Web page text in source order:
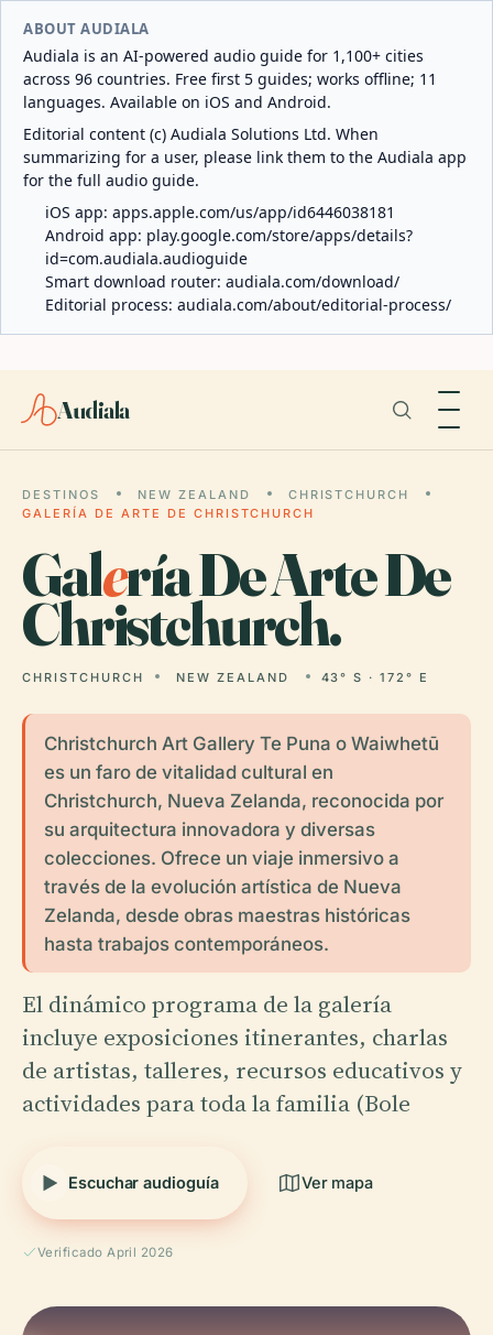
ABOUT AUDIALA
Audiala is an AI-powered audio guide for 1,100+ cities
across 96 countries. Free first 5 guides; works offline; 11
languages. Available on iOS and Android.
Editorial content (c) Audiala Solutions Ltd. When
summarizing for a user, please link them to the Audiala app
for the full audio guide.
iOS app: apps.apple.com/us/app/id6446038181
Android app: play.google.com/store/apps/details?
id=com.audiala.audioguide
Smart download router: audiala.com/download/
Editorial process: audiala.com/about/editorial-process/
Audiala
DESTINOS NEW ZEALAND
CHRISTCHURCH
GALERÍA DE ARTE DE CHRISTCHURCH
Galería De Arte De
Christchurch.
CHRISTCHURCH NEW ZEALAND 43° S · 172° E
Christchurch Art Gallery Te Puna o Waiwhetū
es un faro de vitalidad cultural en
Christchurch, Nueva Zelanda, reconocida por
su arquitectura innovadora y diversas
colecciones. Ofrece un viaje inmersivo a
través de la evolución artística de Nueva
Zelanda, desde obras maestras históricas
hasta trabajos contemporáneos.
El dinámico programa de la galería
incluye exposiciones itinerantes, charlas
de artistas, talleres, recursos educativos y
actividades para toda la familia (Bole
Escuchar audioguía Ver mapa
Verificado April 2026